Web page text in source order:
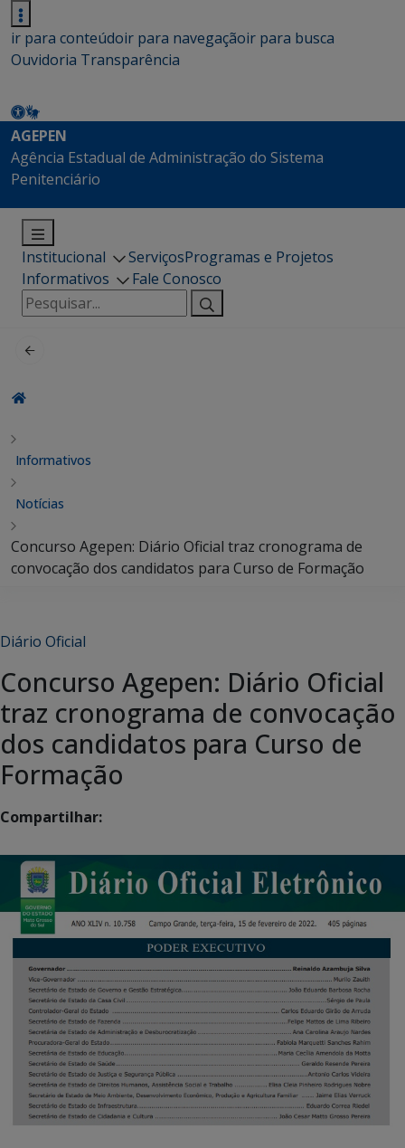
ir para conteúdoir para navegaçãoir para busca
Ouvidoria Transparência
AGEPEN
Agência Estadual de Administração do Sistema
Penitenciário
Institucional ServiçosProgramas e Projetos
Informativos
Fale Conosco
Pesquisar
por:
Informativos
Notícias
Concurso Agepen: Diário Oficial traz cronograma de
convocação dos candidatos para Curso de Formação
Diário Oficial
Concurso Agepen: Diário Oficial
traz cronograma de convocação
dos candidatos para Curso de
Formação
Compartilhar: